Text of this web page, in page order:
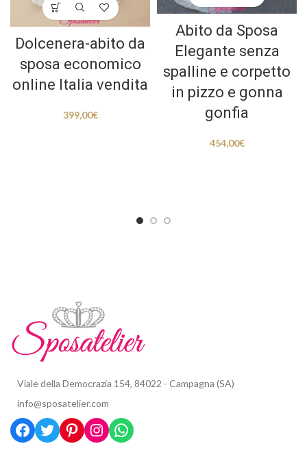
Dolcenera-abito da
sposa economico
online Italia vendita
399,00€
Abito da Sposa
Elegante senza
spalline e corpetto
in pizzo e gonna
gonfia
454,00€
Viale della Democrazia 154, 84022 - Campagna (SA)
info@sposatelier.com